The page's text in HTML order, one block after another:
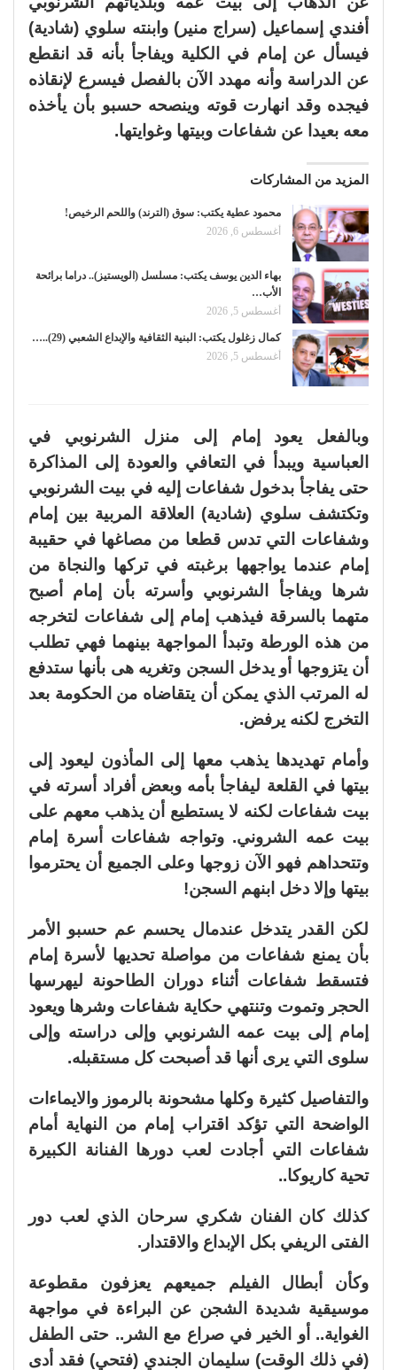
أفندي إسماعيل (سراج منير) وابنته سلوي (شادية)
فيسأل عن إمام في الكلية ويفاجأ بأنه قد انقطع
عن الدراسة وأنه مهدد الآن بالفصل فيسرع لإنقاذه
فيجده وقد انهارت قوته وينصحه حسبو بأن يأخذه
معه بعيدا عن شفاعات وبيتها وغوايتها.
المزيد من المشاركات
محمود عطية يكتب: سوق (الترند) واللحم الرخيص!
أغسطس 6, 2026
بهاء الدين يوسف يكتب: مسلسل (الويستيز).. دراما برائحة
الأب…
أغسطس 5, 2026
كمال زغلول يكتب: البنية الثقافية والإبداع الشعبي (29)..…
أغسطس 5, 2026
وبالفعل يعود إمام إلى منزل الشرنوبي في
العباسية ويبدأ في التعافي والعودة إلى المذاكرة
حتى يفاجأ بدخول شفاعات إليه في بيت الشرنوبي
وتكتشف سلوي (شادية) العلاقة المربية بين إمام
وشفاعات التي تدس قطعا من مصاغها في حقيبة
إمام عندما يواجهها برغبته في تركها والنجاة من
شرها ويفاجأ الشرنوبي وأسرته بأن إمام أصبح
متهما بالسرقة فيذهب إمام إلى شفاعات لتخرجه
من هذه الورطة وتبدأ المواجهة بينهما فهي تطلب
أن يتزوجها أو يدخل السجن وتغريه هى بأنها ستدفع
له المرتب الذي يمكن أن يتقاضاه من الحكومة بعد
التخرج لكنه يرفض.
وأمام تهديدها يذهب معها إلى المأذون ليعود إلى
بيتها في القلعة ليفاجأ بأمه وبعض أفراد أسرته في
بيت شفاعات لكنه لا يستطيع أن يذهب معهم على
بيت عمه الشروني. وتواجه شفاعات أسرة إمام
وتتحداهم فهو الآن زوجها وعلى الجميع أن يحترموا
بيتها وإلا دخل ابنهم السجن!
لكن القدر يتدخل عندمال يحسم عم حسبو الأمر
بأن يمنع شفاعات من مواصلة تحديها لأسرة إمام
فتسقط شفاعات أثناء دوران الطاحونة ليهرسها
الحجر وتموت وتنتهي حكاية شفاعات وشرها ويعود
إمام إلى بيت عمه الشرنوبي وإلى دراسته وإلى
سلوى التي يرى أنها قد أصبحت كل مستقبله.
والتفاصيل كثيرة وكلها مشحونة بالرموز والايماءات
الواضحة التي تؤكد اقتراب إمام من النهاية أمام
شفاعات التي أجادت لعب دورها الفنانة الكبيرة
تحية كاريوكا..
كذلك كان الفنان شكري سرحان الذي لعب دور
الفتى الريفي بكل الإبداع والاقتدار.
وكأن أبطال الفيلم جميعهم يعزفون مقطوعة
موسيقية شديدة الشجن عن البراءة في مواجهة
الغواية.. أو الخير في صراع مع الشر.. حتى الطفل
(في ذلك الوقت) سليمان الجندي (فتحي) فقد أدى